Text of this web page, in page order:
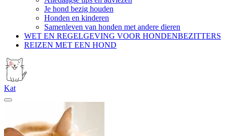
Je hond bezig houden
Honden en kinderen
Samenleven van honden met andere dieren
WET EN REGELGEVING VOOR HONDENBEZITTERS
REIZEN MET EEN HOND
Kat